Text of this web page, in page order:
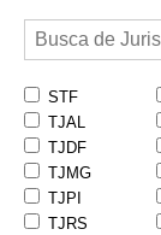
STF
TJAL
TJDF
TJMG
TJPI
TJRS